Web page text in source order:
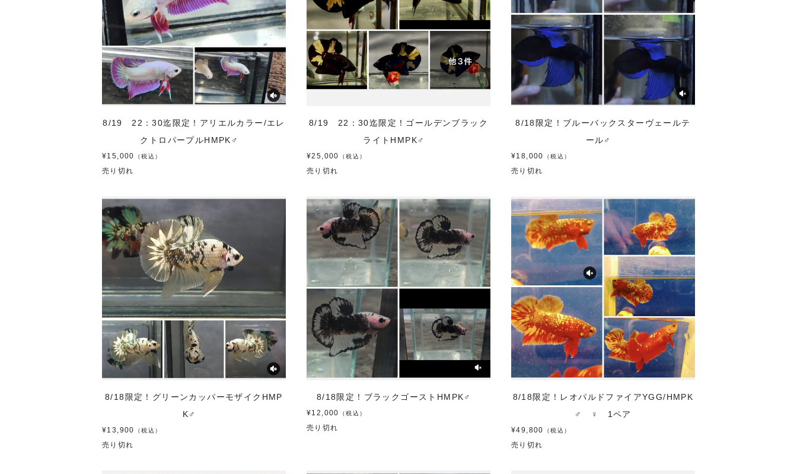
8/19 22：30迄限定！アリエルカラー/エレ
クトロパープルHMPK♂
¥15,000 （税込）
売り切れ
8/19 22：30迄限定！ゴールデンブラック
ライトHMPK♂
¥25,000 （税込）
売り切れ
8/18限定！ブルーバックスターヴェールテ
ール♂
¥18,000 （税込）
売り切れ
8/18限定！グリーンカッパーモザイクHMP
K♂
¥13,900 （税込）
売り切れ
8/18限定！ブラックゴーストHMPK♂
¥12,000 （税込）
売り切れ
8/18限定！レオパルドファイアYGG/HMPK
♂ ♀ 1ペア
¥49,800 （税込）
売り切れ